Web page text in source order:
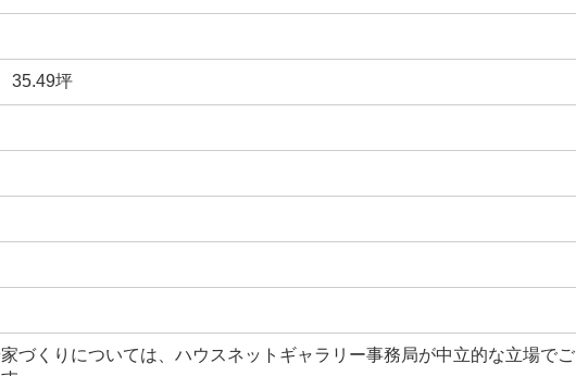
坪
づくりについては、ハウスネットギャラリー事務局が中立的な立場でご